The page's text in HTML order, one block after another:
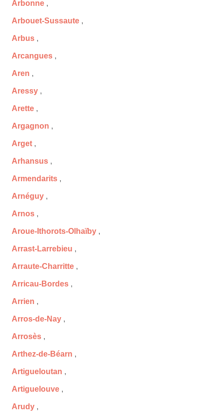
Arbonne ,
Arbouet-Sussaute ,
Arbus ,
Arcangues ,
Aren ,
Aressy ,
Arette ,
Argagnon ,
Arget ,
Arhansus ,
Armendarits ,
Arnéguy ,
Arnos ,
Aroue-Ithorots-Olhaïby ,
Arrast-Larrebieu ,
Arraute-Charritte ,
Arricau-Bordes ,
Arrien ,
Arros-de-Nay ,
Arrosès ,
Arthez-de-Béarn ,
Artigueloutan ,
Artiguelouve ,
Arudy ,